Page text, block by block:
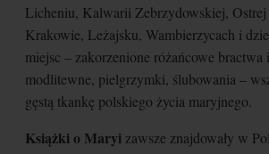
Licheniu, Kalwarii Zebrzydowskiej, Ostrej
Krakowie, Leżajsku, Wambierzycach i
miejsc – zakorzenione różańcowe bractwa
modlitewne, pielgrzymki, ślubowania –
gęstą tkankę polskiego życia maryjnego.
Książki o Maryi zawsze znajdowały w